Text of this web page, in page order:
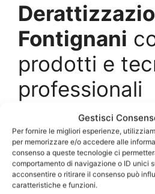
Gestisci
Per fornire le migliori esperienze,
per memorizzare e/o accedere alle
consenso a queste tecnologie ci
comportamento di navigazione o ID unici
acconsentire o ritirare il consenso può
caratteristiche e funzioni.
Fontignani
prodotti e
professionali
Ratti e topi sono presenti
nelle campagne ma anche
abitati, e la loro presenza è
abbondante e diffusa di
immaginare.